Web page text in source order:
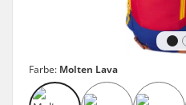
Farbe: Molten Lava